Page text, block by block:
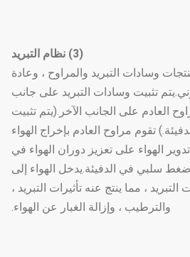
(3) نظام التبريد
وسادات التبريد والمراوح ، وعادة
تثبيت وسادات التبريد على جانب
العادم على الجانب الآخر.(يتم تثبيت
تقوم مراوح العادم بإخراج الهواء
الهواء على تعزيز دوران الهواء في
سلبي في الدفيئة.يدخل الهواء إلى
، مما ينتج عنه تأثيرات التبريد ،
والترطيب ، وإزالة الغبار عن الهواء.